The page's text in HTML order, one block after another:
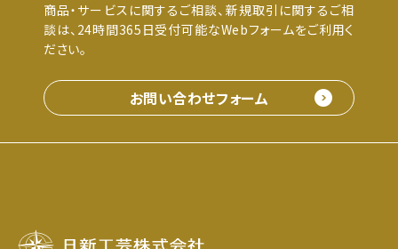
商品・サービスに関するご相談、新規取引に関するご相
談は、24時間365日受付可能なWebフォームをご利用く
ださい。
お問い合わせフォーム